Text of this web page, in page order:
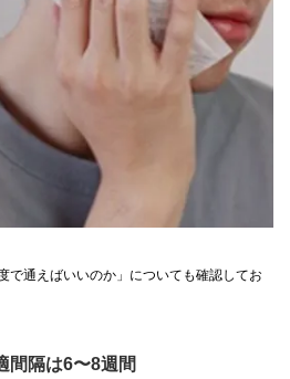
で通えばいいのか」についても確認してお
間隔は6〜8週間